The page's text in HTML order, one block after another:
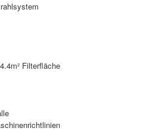
Filterfläche